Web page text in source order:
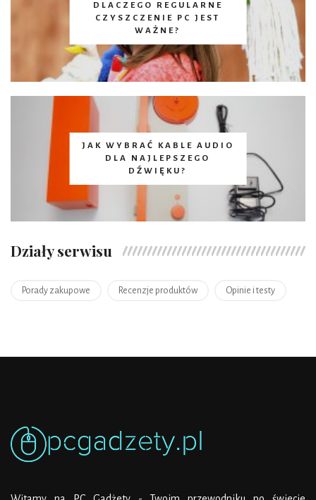
DLACZEGO REGULARNE
CZYSZCZENIE PC JEST
WAŻNE?
JAK WYBRAĆ KABLE AUDIO
DLA NAJLEPSZEGO
DŹWIĘKU?
Działy serwisu
Porady zakupowe Recenzje produktów Opinie i testy